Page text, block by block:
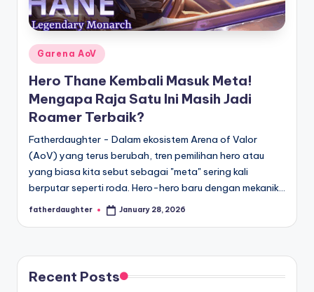
-
S
p
o
r
t
s
analisis,
dan
liputan
mendalam
seputar
dunia
e-
sport
kompetitif.
Posted
in
Garena AoV
Hero Thane Kembali Masuk Meta!
Mengapa Raja Satu Ini Masih Jadi
Roamer Terbaik?
Fatherdaughter - Dalam ekosistem Arena of Valor
(AoV) yang terus berubah, tren pemilihan hero atau
yang biasa kita sebut sebagai "meta" sering kali
berputar seperti roda. Hero-hero baru dengan mekanik…
Posted
fatherdaughter January 28, 2026
Recent Posts